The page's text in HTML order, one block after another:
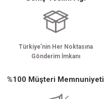
Türkiye’nin Her Noktasına
Gönderim İmkanı
%100 Müşteri Memnuniyeti